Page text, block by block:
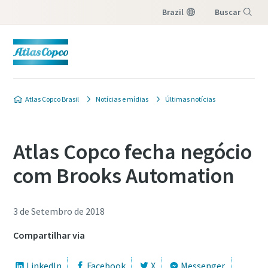
Brazil Buscar
Atlas Copco Brasil Notícias e mídias Últimas notícias
Atlas Copco fecha negócio
com Brooks Automation
3 de Setembro de 2018
Compartilhar via
LinkedIn Facebook X
Messenger